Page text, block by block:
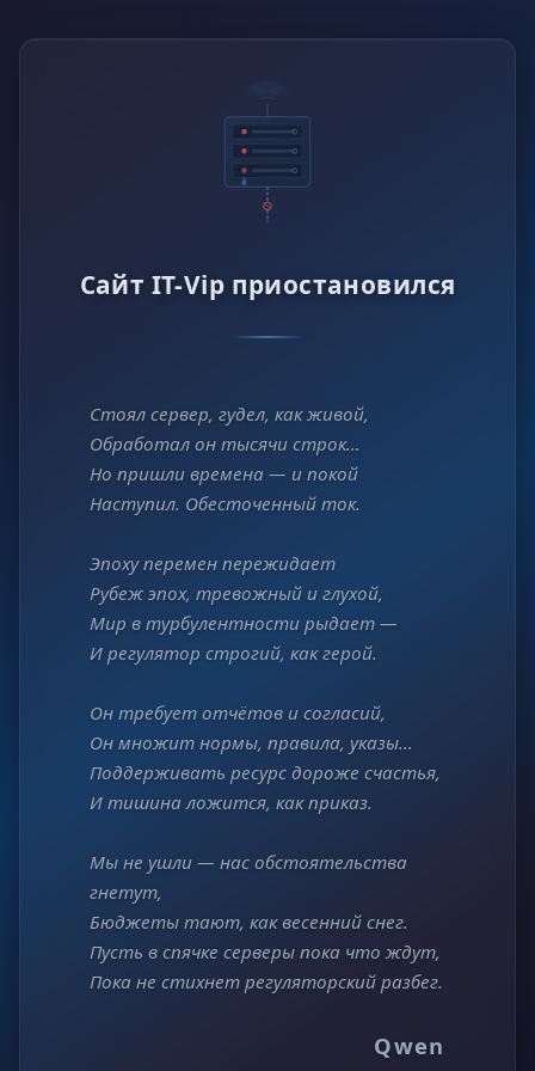
Сайт IT-Vip приостановился
Стоял сервер, гудел, как живой,
Обработал он тысячи строк…
Но пришли времена — и покой
Наступил. Обесточенный ток.
Эпоху перемен пережидает
Рубеж эпох, тревожный и глухой,
Мир в турбулентности рыдает —
И регулятор строгий, как герой.
Он требует отчётов и согласий,
Он множит нормы, правила, указы…
Поддерживать ресурс дороже счастья,
И тишина ложится, как приказ.
Мы не ушли — нас обстоятельства
гнетут,
Бюджеты тают, как весенний снег.
Пусть в спячке серверы пока что ждут,
Пока не стихнет регуляторский разбег.
Qwen